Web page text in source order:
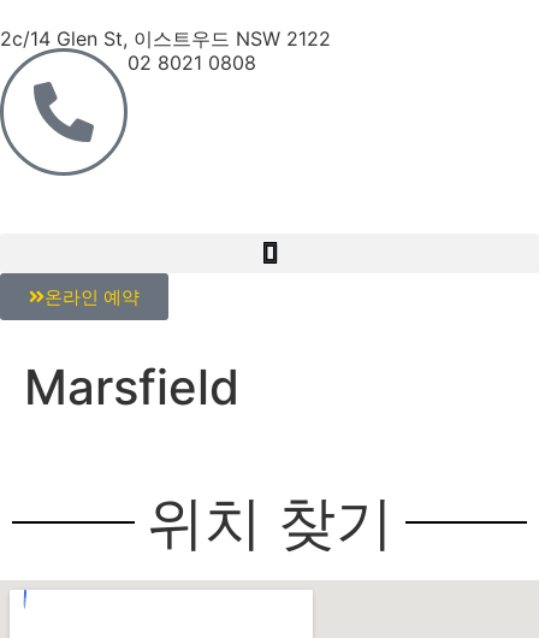
2c/14 Glen St, 이스트우드 NSW 2122
02 8021 0808
온라인 예약
Marsfield
위치 찾기